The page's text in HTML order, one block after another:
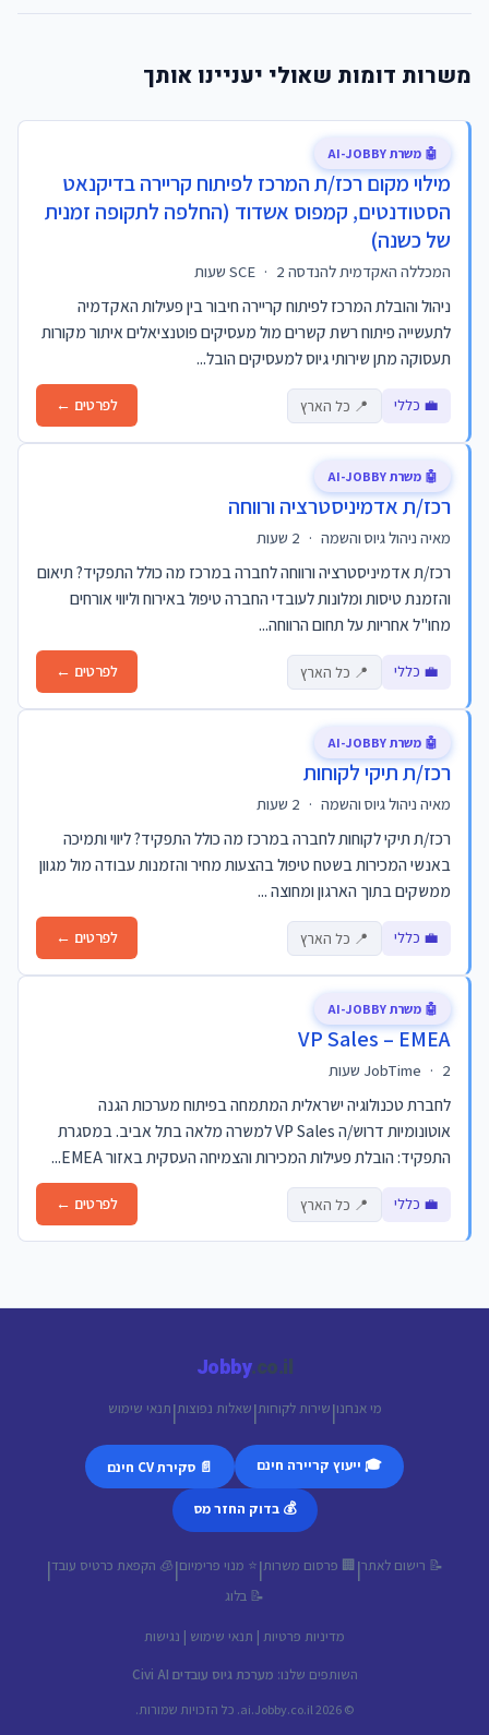
משרות דומות שאולי יעניינו אותך
מילוי מקום רכז/ת המרכז לפיתוח קריירה בדיקנאט
הסטודנטים, קמפוס אשדוד (החלפה לתקופה זמנית
של כשנה)
המכללה האקדמית להנדסה SCE · 2 שעות
ניהול והובלת המרכז לפיתוח קריירה חיבור בין פעילות האקדמיה
לתעשייה פיתוח רשת קשרים מול מעסיקים פוטנציאלים איתור מקורות
תעסוקה מתן שירותי גיוס למעסיקים הובל...
💼 כללי 📍 כל הארץ לפרטים ←
🤖 משרת AI-JOBBY
רכז/ת אדמיניסטרציה ורווחה
מאיה ניהול גיוס והשמה ·
רכז/ת אדמיניסטרציה ורווחה לחברה במרכז מה כולל התפקיד? תיאום
והזמנת טיסות ומלונות לעובדי החברה טיפול באירוח וליווי אורחים
מחו"ל אחריות על תחום הרווחה...
💼 כללי 📍 כל הארץ לפרטים ←
🤖 משרת AI-JOBBY
רכז/ת תיקי לקוחות
מאיה ניהול גיוס והשמה ·
רכז/ת תיקי לקוחות לחברה במרכז מה כולל התפקיד? ליווי ותמיכה
באנשי המכירות בשטח טיפול בהצעות מחיר והזמנות עבודה מול מגוון
ממשקים בתוך הארגון ומחוצה ...
💼 כללי 📍 כל הארץ לפרטים ←
🤖 משרת AI-JOBBY
VP Sales – EMEA
JobTime · 2 שעות
לחברת טכנולוגיה ישראלית המתמחה בפיתוח מערכות הגנה
אוטונומיות דרוש/ה VP Sales למשרה מלאה בתל אביב. במסגרת
התפקיד: הובלת פעילות המכירות והצמיחה העסקית באזור EMEA...
💼 כללי 📍 כל הארץ לפרטים ←
🤖 משרת AI-JOBBY
Jobby.co.il
מי אנחנו|שירות לקוחות|שאלות נפוצות|תנאי שימוש
🎓 ייעוץ קריירה חינם 📄 סקירת CV חינם
💰 בדוק החזר מס
📝 רישום לאתר| 🏢 פרסום משרות|⭐ מנוי פרימיום|🧊 הקפאת כרטיס עובד|
📝 בלוג
מדיניות פרטיות | תנאי שימוש | נגישות
השותפים שלנו: מערכת גיוס עובדים Civi AI
© 2026 ai.Jobby.co.il. כל הזכויות שמורות.